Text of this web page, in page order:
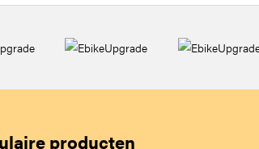
producten